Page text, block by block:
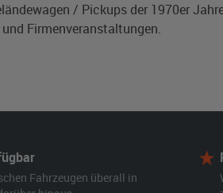
/ Pickups der 1970er
Firmenveranstaltungen.
Fahrzeugen überall in